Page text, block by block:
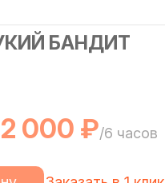
БАНДИТ
000 ₽/6 часов